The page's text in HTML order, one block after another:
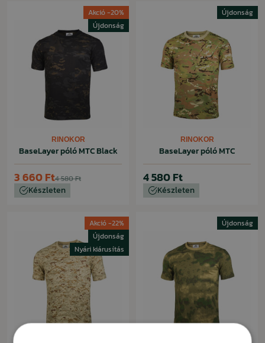
Akció -20%
Újdonság
RINOKOR
BaseLayer póló MTC Black
4 580 Ft
3 660 Ft
Készleten
Újdonság
RINOKOR
BaseLayer póló MTC
4 580 Ft
Készleten
Akció -22%
Újdonság
Nyári kiárusítás
Újdonság